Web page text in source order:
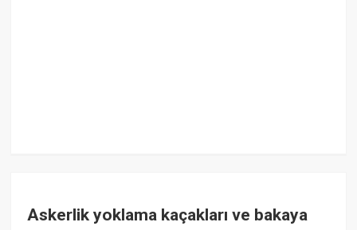
Askerlik yoklama kaçakları ve bakaya